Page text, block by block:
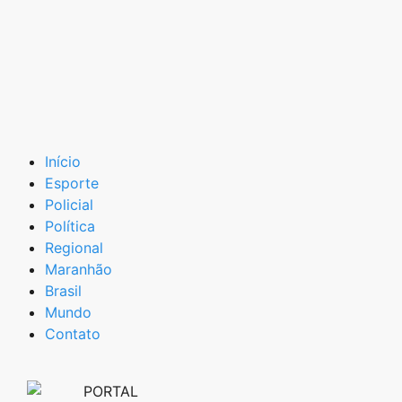
Início
Esporte
Policial
Política
Regional
Maranhão
Brasil
Mundo
Contato